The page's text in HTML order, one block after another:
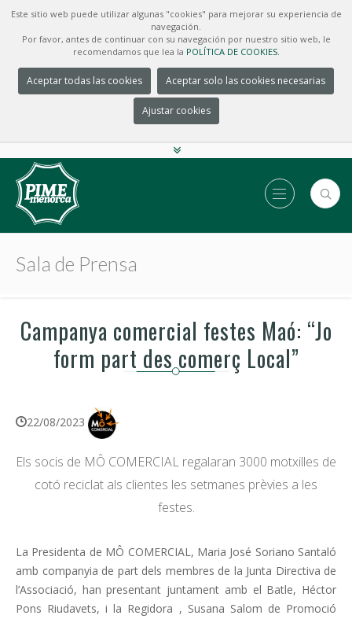
Este sitio web puede utilizar algunas "cookies" para mejorar su experiencia de
navegación.
Por favor, antes de continuar con su navegación por nuestro sitio web, le
recomendamos que lea la POLÍTICA DE COOKIES.
Aceptar todas las cookies Aceptar solo las cookies necesarias
Ajustar cookies
Sala de Prensa
Campanya comercial festes Maó: “Jo
form part des comerç Local”
22/08/2023
Els socis de MÔ COMERCIAL regalaran 3000 motxilles de
cotó reciclat als clientes les setmanes prèvies a les
festes.
La Presidenta de MÔ COMERCIAL, Maria José Soriano Santaló
amb companyia de part dels membres de la Junta Directiva de
l’Associació, han presentant juntament amb el Batle, Héctor
Pons Riudavets, i la Regidora , Susana Salom de Promoció